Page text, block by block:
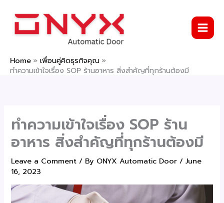
content
Home
เพื่อนคู่คิดธุรกิจคุณ
ทำความเข้าใจเรื่อง SOP ร้านอาหาร สิ่งสำคัญที่ทุกร้านต้องมี
ทำความเข้าใจเรื่อง SOP ร้าน
อาหาร สิ่งสำคัญที่ทุกร้านต้องมี
Leave a Comment / By ONYX Automatic Door/June
16, 2023